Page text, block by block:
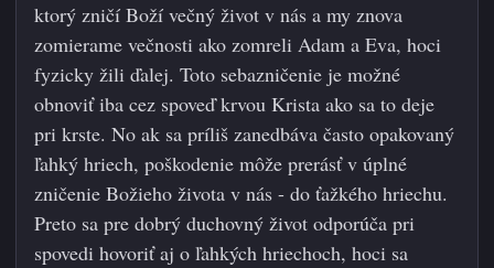
ktorý zničí Boží večný život v nás a my znova
zomierame večnosti ako zomreli Adam a Eva, hoci
fyzicky žili ďalej. Toto sebazničenie je možné
obnoviť iba cez spoveď krvou Krista ako sa to deje
pri krste. No ak sa príliš zanedbáva často opakovaný
ľahký hriech, poškodenie môže prerásť v úplné
zničenie Božieho života v nás - do ťažkého hriechu.
Preto sa pre dobrý duchovný život odporúča pri
spovedi hovoriť aj o ľahkých hriechoch, hoci sa